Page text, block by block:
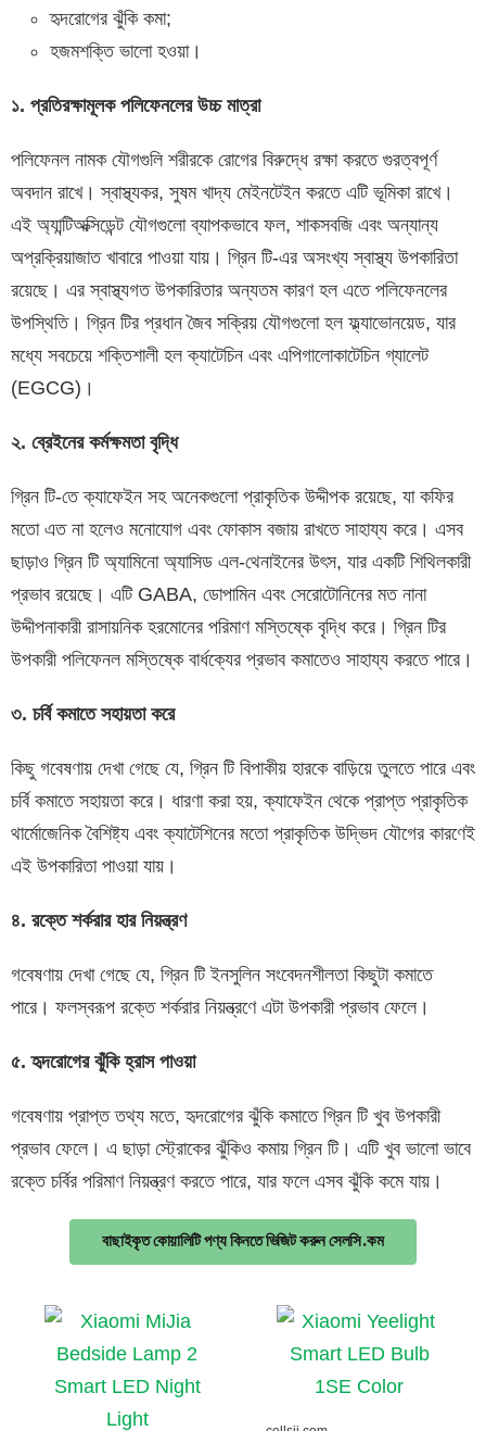
হৃদরোগের ঝুঁকি কমা;
হজমশক্তি ভালো হওয়া।
১. প্রতিরক্ষামূলক পলিফেনলের উচ্চ মাত্রা
পলিফেনল নামক যৌগগুলি শরীরকে রোগের বিরুদ্ধে রক্ষা করতে গুরত্বপূর্ণ
অবদান রাখে। স্বাস্থ্যকর, সুষম খাদ্য মেইনটেইন করতে এটি ভূমিকা রাখে।
এই অ্যান্টিঅক্সিডেন্ট যৌগগুলো ব্যাপকভাবে ফল, শাকসবজি এবং অন্যান্য
অপ্রক্রিয়াজাত খাবারে পাওয়া যায়। গ্রিন টি-এর অসংখ্য স্বাস্থ্য উপকারিতা
রয়েছে। এর স্বাস্থ্যগত উপকারিতার অন্যতম কারণ হল এতে পলিফেনলের
উপস্থিতি। গ্রিন টির প্রধান জৈব সক্রিয় যৌগগুলো হল ফ্ল্যাভোনয়েড, যার
মধ্যে সবচেয়ে শক্তিশালী হল ক্যাটেচিন এবং এপিগালোকাটেচিন গ্যালেট
(EGCG)।
২. ব্রেইনের কর্মক্ষমতা বৃদ্ধি
গ্রিন টি-তে ক্যাফেইন সহ অনেকগুলো প্রাকৃতিক উদ্দীপক রয়েছে, যা কফির
মতো এত না হলেও মনোযোগ এবং ফোকাস বজায় রাখতে সাহায্য করে। এসব
ছাড়াও গ্রিন টি অ্যামিনো অ্যাসিড এল-থেনাইনের উৎস, যার একটি শিথিলকারী
প্রভাব রয়েছে। এটি GABA, ডোপামিন এবং সেরোটোনিনের মত নানা
উদ্দীপনাকারী রাসায়নিক হরমোনের পরিমাণ মস্তিষ্কে বৃদ্ধি করে। গ্রিন টির
উপকারী পলিফেনল মস্তিষ্কে বার্ধক্যের প্রভাব কমাতেও সাহায্য করতে পারে।
৩. চর্বি কমাতে সহায়তা করে
কিছু গবেষণায় দেখা গেছে যে, গ্রিন টি বিপাকীয় হারকে বাড়িয়ে তুলতে পারে এবং
চর্বি কমাতে সহায়তা করে। ধারণা করা হয়, ক্যাফেইন থেকে প্রাপ্ত প্রাকৃতিক
থার্মোজেনিক বৈশিষ্ট্য এবং ক্যাটেশিনের মতো প্রাকৃতিক উদ্ভিদ যৌগের কারণেই
এই উপকারিতা পাওয়া যায়।
৪. রক্তে শর্করার হার নিয়ন্ত্রণ
গবেষণায় দেখা গেছে যে, গ্রিন টি ইনসুলিন সংবেদনশীলতা কিছুটা কমাতে
পারে। ফলস্বরূপ রক্তে শর্করার নিয়ন্ত্রণে এটা উপকারী প্রভাব ফেলে।
৫. হৃদরোগের ঝুঁকি হ্রাস পাওয়া
গবেষণায় প্রাপ্ত তথ্য মতে, হৃদরোগের ঝুঁকি কমাতে গ্রিন টি খুব উপকারী
প্রভাব ফেলে। এ ছাড়া স্ট্রোকের ঝুঁকিও কমায় গ্রিন টি। এটি খুব ভালো ভাবে
রক্তে চর্বির পরিমাণ নিয়ন্ত্রণ করতে পারে, যার ফলে এসব ঝুঁকি কমে যায়।
বাছাইকৃত কোয়ালিটি পণ্য কিনতে ভিজিট করুন সেলসি.কম